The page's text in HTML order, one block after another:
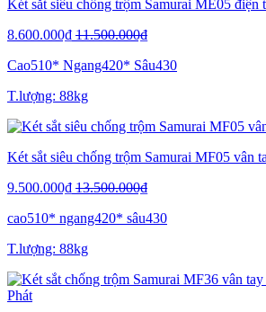
Két sắt siêu chống trộm Samurai ME05 điện
8.600.000₫ 11.500.000₫
Cao510* Ngang420* Sâu430
T.lượng: 88kg
Két sắt siêu chống trộm Samurai MF05 vân
9.500.000₫ 13.500.000₫
cao510* ngang420* sâu430
T.lượng: 88kg